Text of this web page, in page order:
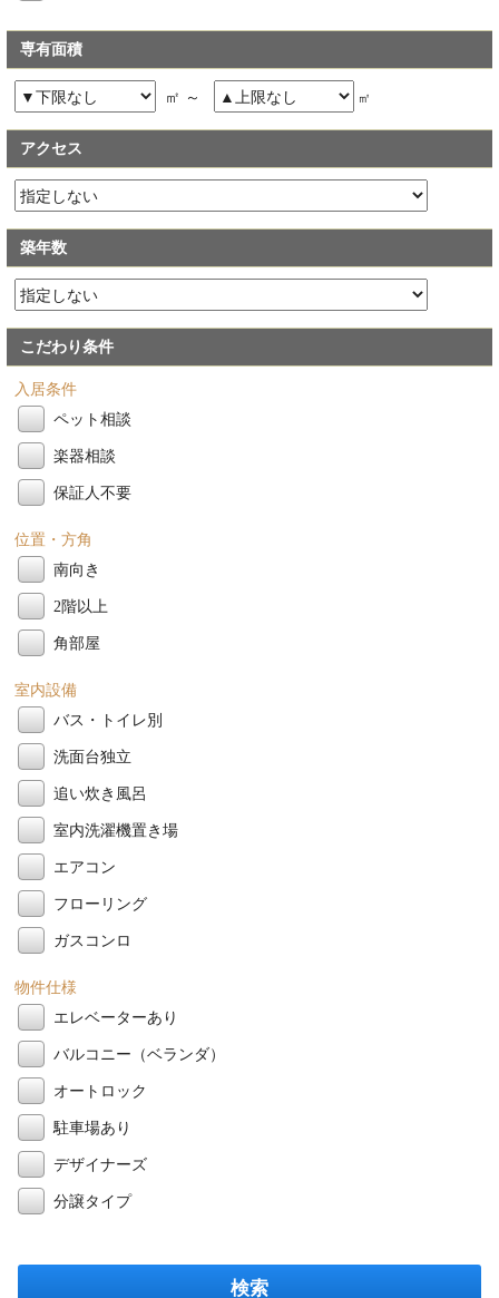
専有面積
㎡ ～ ㎡
アクセス
築年数
こだわり条件
入居条件
ペット相談
楽器相談
保証人不要
位置・方角
南向き
2階以上
角部屋
室内設備
バス・トイレ別
洗面台独立
追い炊き風呂
室内洗濯機置き場
エアコン
フローリング
ガスコンロ
物件仕様
エレベーターあり
バルコニー（ベランダ）
オートロック
駐車場あり
デザイナーズ
分譲タイプ